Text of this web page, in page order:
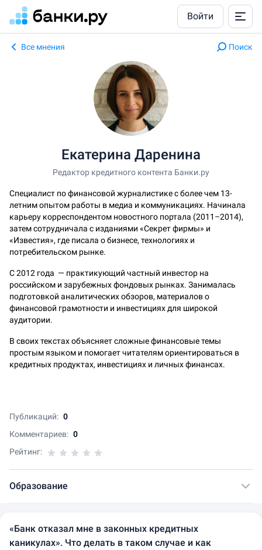
Войти
Все мнения Поиск
Екатерина Даренина
Редактор кредитного контента Банки.ру
Специалист по финансовой журналистике с более чем 13-
летним опытом работы в медиа и коммуникациях. Начинала
карьеру корреспондентом новостного портала (2011–2014),
затем сотрудничала с изданиями «Секрет фирмы» и
«Известия», где писала о бизнесе, технологиях и
потребительском рынке.
С 2012 года — практикующий частный инвестор на
российском и зарубежных фондовых рынках. Занималась
подготовкой аналитических обзоров, материалов о
финансовой грамотности и инвестициях для широкой
аудитории.
В своих текстах объясняет сложные финансовые темы
простым языком и помогает читателям ориентироваться в
кредитных продуктах, инвестициях и личных финансах.
Публикаций: 0
Комментариев: 0
Рейтинг:
Образование
«Банк отказал мне в законных кредитных
каникулах». Что делать в таком случае и как